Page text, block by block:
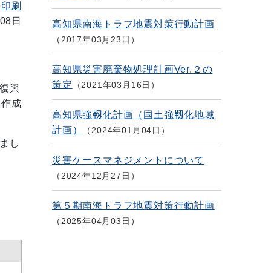
刷
日
興
成
し
高知県南海トラフ地震対策行動計画
2017年03月23日
高知県災害廃棄物処理計画Ver.２の
策定
2021年03月16日
高知県強靱化計画（国土強靱化地域
計画）
2024年01月04日
災害ケースマネジメントについて
2024年12月27日
第５期南海トラフ地震対策行動計画
2025年04月03日